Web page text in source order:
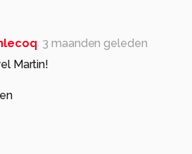
3 maanden geleden
Martin!